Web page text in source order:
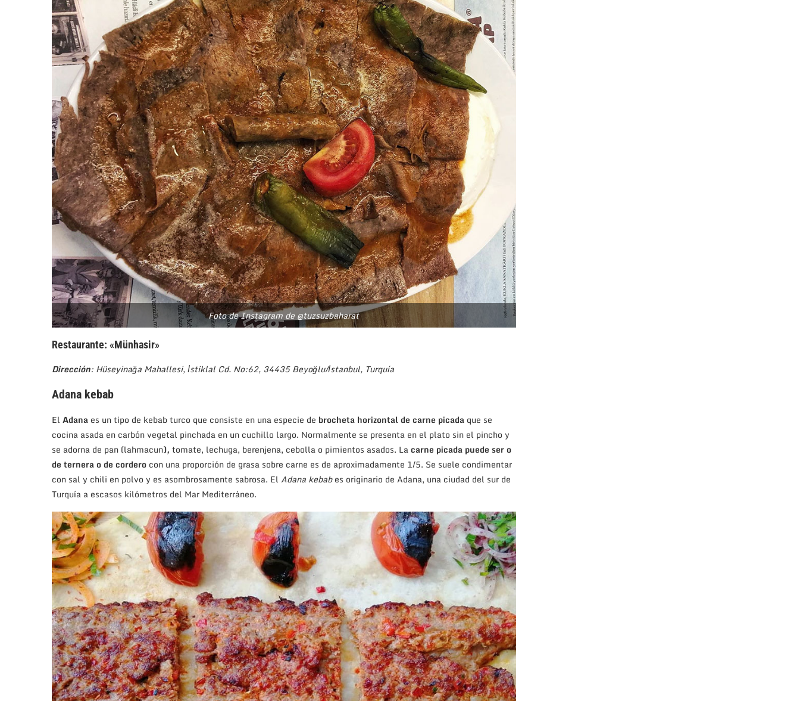
Foto de Instagram de @tuzsuzbaharat
Restaurante: «Münhasir»
Dirección: Hüseyinağa Mahallesi, İstiklal Cd. No:62, 34435 Beyoğlu/İstanbul, Turquía
Adana kebab
El Adana es un tipo de kebab turco que consiste en una especie de brocheta horizontal de carne picada que se
cocina asada en carbón vegetal pinchada en un cuchillo largo. Normalmente se presenta en el plato sin el pincho y
se adorna de pan (lahmacun), tomate, lechuga, berenjena, cebolla o pimientos asados. Lacarne picada puede ser o
de ternera o de cordero con una proporción de grasa sobre carne es de aproximadamente 1/5. Se suele condimentar
con sal y chili en polvo y es asombrosamente sabrosa. El Adana kebabes originario de Adana, una ciudad del sur de
Turquía a escasos kilómetros del Mar Mediterráneo.